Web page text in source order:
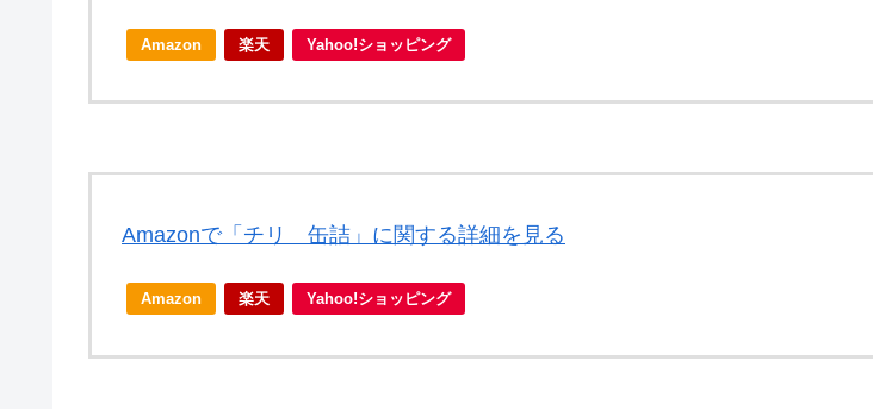
Amazon 楽天 Yahoo!ショッピング
Amazonで「チリ 缶詰」に関する詳細を見る
Amazon 楽天 Yahoo!ショッピング